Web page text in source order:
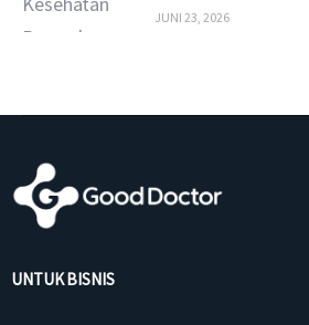
JUNI 23, 2026
UNTUK BISNIS